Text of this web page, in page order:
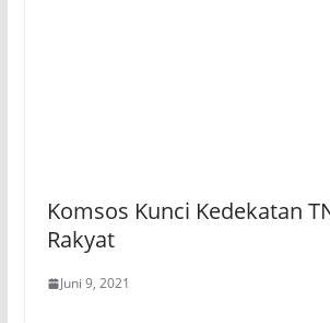
Komsos Kunci Kedekatan
Rakyat
Juni 9, 2021